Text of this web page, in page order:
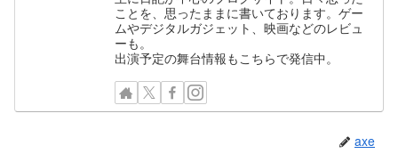
ことを、思ったままに書いております。ゲー
ムやデジタルガジェット、映画などのレビュ
ーも。
出演予定の舞台情報もこちらで発信中。
axe